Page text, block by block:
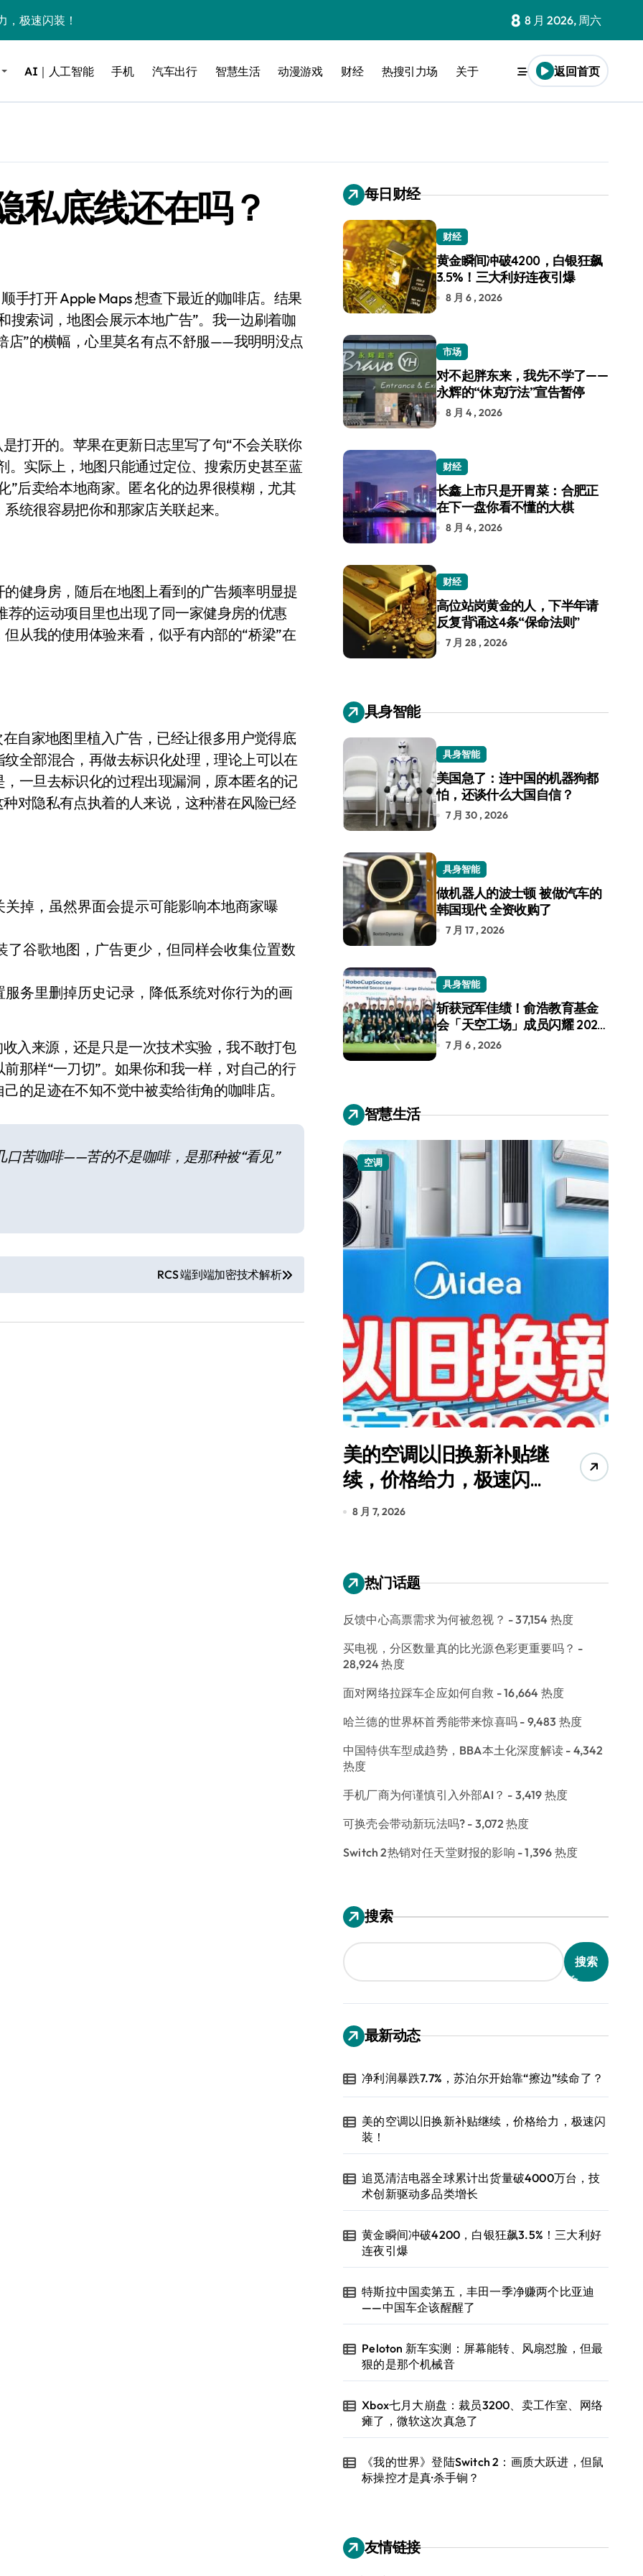
，极速闪装！
三大利好连夜引爆
比亚迪——中国车企该醒醒了
、网络瘫了，微软这次真急了
，但鼠标操控才是真·杀手锏？
“垂帘听政”？
鹏的“多事之夏”
——试驾雷克萨斯ES 500e
亿的债
机教你3招真·快充
了：车内不是广告屏！
会后悔吗？
的终极对决
不值得冲？
Mini LED全球话语权
休克疗法”宣告暂停
看不懂的大棋
做错了
SP，情怀拉满
能“以盘换数”了？
+种草
8 8 月 2026, 周六
AI｜人工智能 手机 汽车出行 智慧生活 动漫游戏 财经 热搜引力场 关于 返回首页
私底线还在吗？
搜索词，地图会展示本地广告”。我一边刷着咖
店”的横幅，心里莫名有点不舒服——我明明没点
打开的。苹果在更新日志里写了句“不会关联你
。实际上，地图只能通过定位、搜索历史甚至蓝
”后卖给本地商家。匿名化的边界很模糊，尤其
统很容易把你和那家店关联起来。
健身房，随后在地图上看到的广告频率明显提
的运动项目里也出现了同一家健身房的优惠
从我的使用体验来看，似乎有内部的“桥梁”在
自家地图里植入广告，已经让很多用户觉得底
全部混合，再做去标识化处理，理论上可以在
一旦去标识化的过程出现漏洞，原本匿名的记
对隐私有点执着的人来说，这种潜在风险已经
掉，虽然界面会提示可能影响本地商家曝
了谷歌地图，广告更少，但同样会收集位置数
务里删掉历史记录，降低系统对你行为的画
入来源，还是只是一次技术实验，我不敢打包
那样“一刀切”。如果你和我一样，对自己的行
的足迹在不知不觉中被卖给街角的咖啡店。
口苦咖啡——苦的不是咖啡，是那种被“看见”
RCS 端到端加密技术解析
每日财经
财经
黄金瞬间冲破4200，白银狂飙
3.5%！三大利好连夜引爆
8 月 6 , 2026
市场
对不起胖东来，我先不学了——
永辉的“休克疗法”宣告暂停
8 月 4 , 2026
财经
长鑫上市只是开胃菜：合肥正
在下一盘你看不懂的大棋
8 月 4 , 2026
财经
高位站岗黄金的人，下半年请
反复背诵这4条“保命法则”
7 月 28 , 2026
具身智能
具身智能
美国急了：连中国的机器狗都
怕，还谈什么大国自信？
7 月 30 , 2026
具身智能
做机器人的波士顿 被做汽车的
韩国现代 全资收购了
7 月 17 , 2026
具身智能
斩获冠军佳绩！俞浩教育基金
会「天空工场」成员闪耀 2026
RoboCup 机器人世界杯
7 月 6 , 2026
智慧生活
小家电 空调
美的空调以旧换新补贴继
续，价格给力，极速闪
装！
8 月 7, 2026
热门话题
反馈中心高票需求为何被忽视？ - 37,154 热度
买电视，分区数量真的比光源色彩更重要吗？ -
28,924 热度
面对网络拉踩车企应如何自救 - 16,664 热度
哈兰德的世界杯首秀能带来惊喜吗 - 9,483 热度
中国特供车型成趋势，BBA本土化深度解读 - 4,342
热度
手机厂商为何谨慎引入外部AI？ - 3,419 热度
可换壳会带动新玩法吗? - 3,072 热度
Switch 2热销对任天堂财报的影响 - 1,396 热度
搜索
搜索
最新动态
净利润暴跌7.7%，苏泊尔开始靠“擦边”续命了？
美的空调以旧换新补贴继续，价格给力，极速闪
装！
追觅清洁电器全球累计出货量破4000万台，技
术创新驱动多品类增长
黄金瞬间冲破4200，白银狂飙3.5%！三大利好
连夜引爆
特斯拉中国卖第五，丰田一季净赚两个比亚迪
——中国车企该醒醒了
Peloton 新车实测：屏幕能转、风扇怼脸，但最
狠的是那个机械音
Xbox七月大崩盘：裁员3200、卖工作室、网络
瘫了，微软这次真急了
《我的世界》登陆Switch 2：画质大跃进，但鼠
标操控才是真·杀手锏？
友情链接